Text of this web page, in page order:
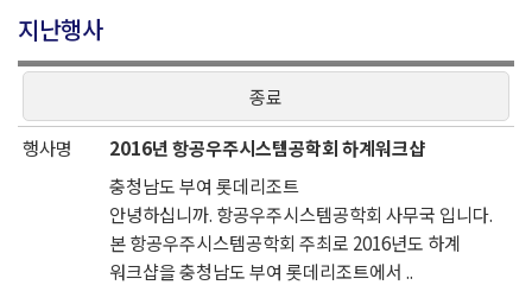
일자
지난행사
상태
내용
종료
2016년 항공우주시스템공학회 하계워크샵
충청남도 부여 롯데리조트
안녕하십니까. 항공우주시스템공학회 사무국 입니다.
본 항공우주시스템공학회 주최로 2016년도 하계
워크샵을 충청남도 부여 롯데리조트에서 ..